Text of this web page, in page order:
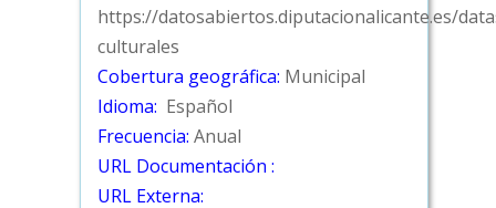
https://datosabiertos.diputacionalicante.es/
culturales
Cobertura geográfica: Municipal
Idioma: Español
Frecuencia:Anual
URL Documentación :
URL Externa: